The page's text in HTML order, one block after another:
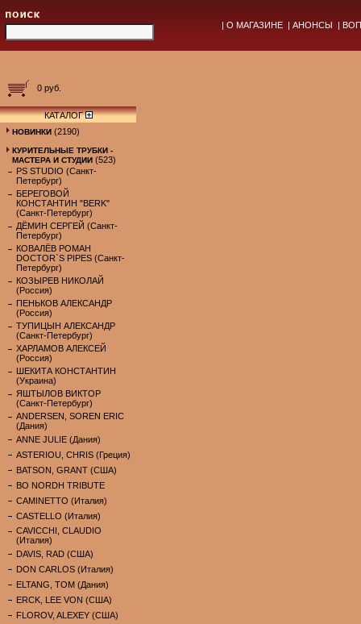
| О МАГАЗИНЕ | АНОНСЫ |
0 руб.
КАТАЛОГ
НОВИНКИ (2190)
КУРИТЕЛЬНЫЕ ТРУБКИ -
МАСТЕРА И СТУДИИ (523)
PS STUDIO (Санкт-
Петербург)
БЕРЕГОВОЙ
КОНСТАНТИН "BERK"
(Санкт-Петербург)
ДЁМИН СЕРГЕЙ (Санкт-
Петербург)
КОВАЛЁВ РОМАН
DOCTOR`S PIPES (Санкт-
Петербург)
КОЗЫРЕВ НИКОЛАЙ
(Россия)
ПЕНЬКОВ АЛЕКСАНДР
(Россия)
ТУПИЦЫН АЛЕКСАНДР
(Санкт-Петербург)
ХАРЛАМОВ АЛЕКСЕЙ
(Россия)
ШЕКИТА КОНСТАНТИН
(Украина)
ЯШТЫЛОВ ВИКТОР
(Санкт-Петербург)
ANDERSEN, SOREN ERIC
(Дания)
ANNE JULIE (Дания)
ASTERIOU, CHRIS (Греция)
BATSON, GRANT (США)
BO NORDH TRIBUTE
CAMINETTO (Италия)
CASTELLO (Италия)
CAVICCHI, CLAUDIO
(Италия)
DAVIS, RAD (США)
DON CARLOS (Италия)
ELTANG, TOM (Дания)
ERCK, LEE VON (США)
FLOROV, ALEXEY (США)